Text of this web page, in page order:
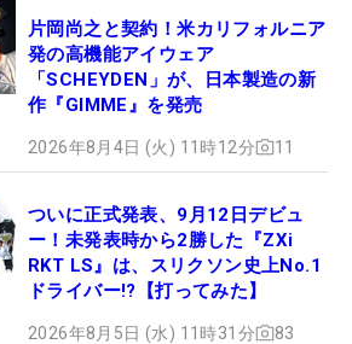
片岡尚之と契約！米カリフォルニア
発の高機能アイウェア
「SCHEYDEN」が、日本製造の新
作『GIMME』を発売
2026年8月4日 (火) 11時12分 11
ついに正式発表、9月12日デビュ
ー！未発表時から2勝した『ZXi
RKT LS』は、スリクソン史上No.1
ドライバー!?【打ってみた】
2026年8月5日 (水) 11時31分 83